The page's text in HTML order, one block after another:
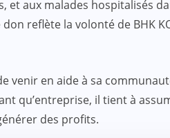
aux malades hospitalisés
don reflète la volonté de BHK
venir en aide à sa
qu’entreprise, il tient à
des profits.